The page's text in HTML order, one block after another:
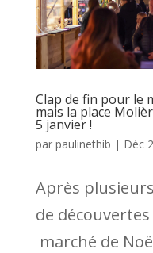
Clap de fin pour le
mais la place
5 janvier !
par paulinethib | Déc
Après
de
marché de